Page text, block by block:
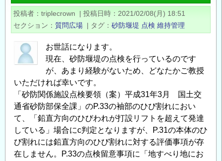
ン
テ
ナ
ン
ス
民
会
議
九
州
フ
ォ
投稿者 triplecrown | 投稿日時
2021/02/08(月) 18:51
セクション
質問広場 | タグ 砂防堰堤 点検 維持管理
お世話になります。
現在、砂防堰堤の点検を行っているのです
が、あまり経験がないため、どなたかご教授
いただければ幸いです。
「砂防関係施設点検要領（案）平成31年3月 国土交
通省砂防部保全課」のP.33の袖部のひび割れにおい
て、「鉛直方向のひびわれが打設リフトを超えて発達
している」場合にc判定となりますが、P.31の本体のひ
び割れには鉛直方向のひび割れに対する評価事項が存
在しません。P.33の点検留意事項に「地すべり地にお